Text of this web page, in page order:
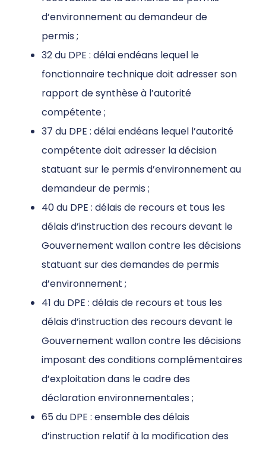
d’environnement au demandeur de
permis ;
32 du DPE : délai endéans lequel le
fonctionnaire technique doit adresser son
rapport de synthèse à l’autorité
compétente ;
37 du DPE : délai endéans lequel l’autorité
compétente doit adresser la décision
statuant sur le permis d’environnement au
demandeur de permis ;
40 du DPE : délais de recours et tous les
délais d’instruction des recours devant le
Gouvernement wallon contre les décisions
statuant sur des demandes de permis
d’environnement ;
41 du DPE : délais de recours et tous les
délais d’instruction des recours devant le
Gouvernement wallon contre les décisions
imposant des conditions complémentaires
d’exploitation dans le cadre des
déclaration environnementales ;
65 du DPE : ensemble des délais
d’instruction relatif à la modification des